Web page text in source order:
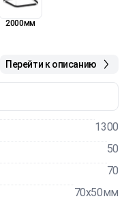
2000мм
Перейти к описанию
1300
50
70
70x50мм